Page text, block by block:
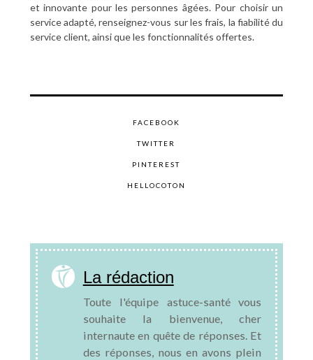
et innovante pour les personnes âgées. Pour choisir un
service adapté, renseignez-vous sur les frais, la fiabilité du
service client, ainsi que les fonctionnalités offertes.
FACEBOOK
TWITTER
PINTEREST
HELLOCOTON
La rédaction
Toute l'équipe astuce-santé vous
souhaite la bienvenue, cher
internaute en quête de réponses. Et
des réponses, nous en avons plein